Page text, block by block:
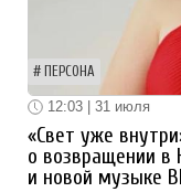
ПЕРСОНА
12:03 | 31 июля
«Свет уже
о возвращении в
и новой музыке